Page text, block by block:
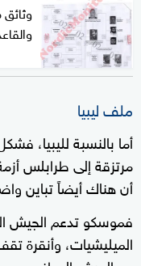
ملف ليبيا
أما بالنسبة لليبيا،
مرتزقة إلى طرابلس
أن هناك أيضاً تباين
فموسكو تدعم الجيش
الميليشيات، وأنقرة